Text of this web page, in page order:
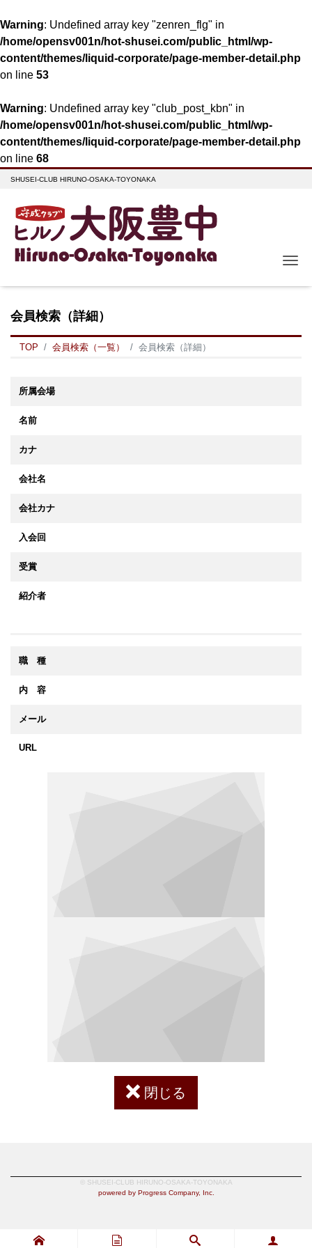
Warning: Undefined array key "zenren_flg" in
/home/opensv001n/hot-shusei.com/public_html/wp-
content/themes/liquid-corporate/page-member-detail.php
on line 53
Warning: Undefined array key "club_post_kbn" in
/home/opensv001n/hot-shusei.com/public_html/wp-
content/themes/liquid-corporate/page-member-detail.php
on line 68
SHUSEI-CLUB HIRUNO-OSAKA-TOYONAKA
会員検索（詳細）
TOP 会員検索（一覧） 会員検索（詳細）
所属会場
名前
カナ
会社名
会社カナ
入会回
受賞
紹介者
職 種
内 容
メール
URL
閉じる
© SHUSEI-CLUB HIRUNO-OSAKA-TOYONAKA
powered by Progress Company, Inc.